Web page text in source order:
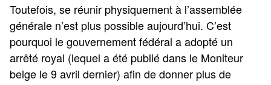
Toutefois, se réunir physiquement à l’assemblée
générale n’est plus possible aujourd’hui. C’est
pourquoi le gouvernement fédéral a adopté un
arrêté royal (lequel a été publié dans le Moniteur
belge le 9 avril dernier) afin de donner plus de